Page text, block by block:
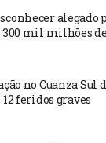
alegado
300 mil milhões
no Cuanza Sul
feridos graves